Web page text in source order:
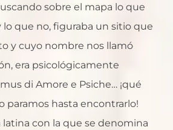
sobre el mapa lo que
lo que no, figuraba un sitio que
y cuyo nombre nos llamó
era psicológicamente
di Amore e Psiche… ¡qué
paramos hasta encontrarlo!
latina con la que se denomina